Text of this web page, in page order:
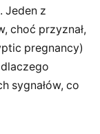
Jeden z
choć przyznał,
pregnancy)
sygnałów, co